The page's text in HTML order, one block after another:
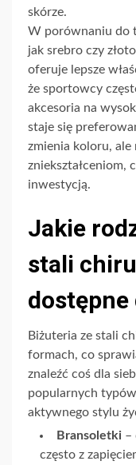
skórze.
W porównaniu do
jak srebro czy
oferuje lepsze
że sportowcy
akcesoria na
staje się
zmienia koloru, ale
zniekształceniom,
inwestycją.
Jakie
stali
Biżuteria ze stali
formach, co
znaleźć coś dla
popularnych
aktywnego stylu
Bransoletki –
często z